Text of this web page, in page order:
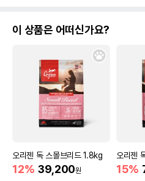
이 상품은 어떠신가요?
오리젠 독 스몰브리드 1.8kg
12% 39,200원
오리젠
15%